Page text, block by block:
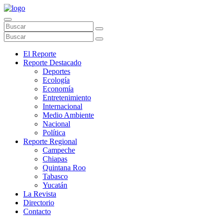
El Reporte
Reporte Destacado
Deportes
Ecología
Economía
Entretenimiento
Internacional
Medio Ambiente
Nacional
Política
Reporte Regional
Campeche
Chiapas
Quintana Roo
Tabasco
Yucatán
La Revista
Directorio
Contacto